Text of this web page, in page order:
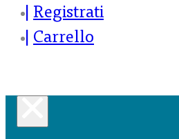
Registrati
Carrello